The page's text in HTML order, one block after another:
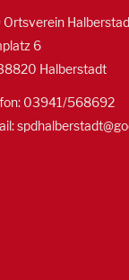
Ortsverein
6
Halberstadt
03941/568692